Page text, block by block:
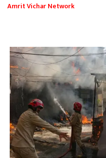
Amrit Vichar Network